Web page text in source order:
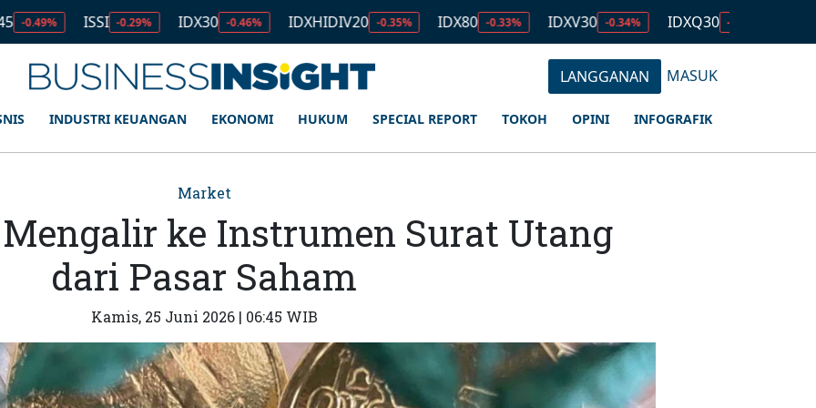
ISSI -0.29% IDX30 -0.46% IDXHIDIV20 -0.35% IDX80 -0.33% IDXV30 -0.34% IDXQ30 -0.53% EMAS
LANGGANAN MASUK
INDUSTRI KEUANGAN EKONOMI HUKUM SPECIAL REPORT TOKOH OPINI INFOGRAFIK
Market
ke Instrumen Surat Utang
dari Pasar Saham
Kamis, 25 Juni 2026 | 06:45 WIB